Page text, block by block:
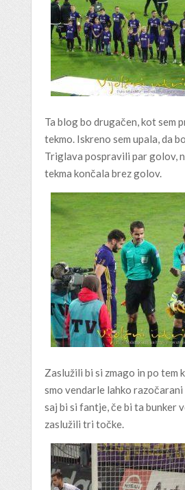
Ta blog bo drugačen, kot sem
tekmo. Iskreno sem upala, da
Triglava pospravili par golov,
tekma končala brez golov.
Zaslužili bi si zmago in po tem
smo vendarle lahko
saj bi si fantje, če bi ta bunker
zaslužili tri točke.